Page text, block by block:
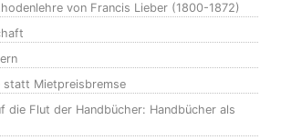
von Francis Lieber (1800-1872)
statt Mietpreisbremse
die Flut der Handbücher: Handbücher als